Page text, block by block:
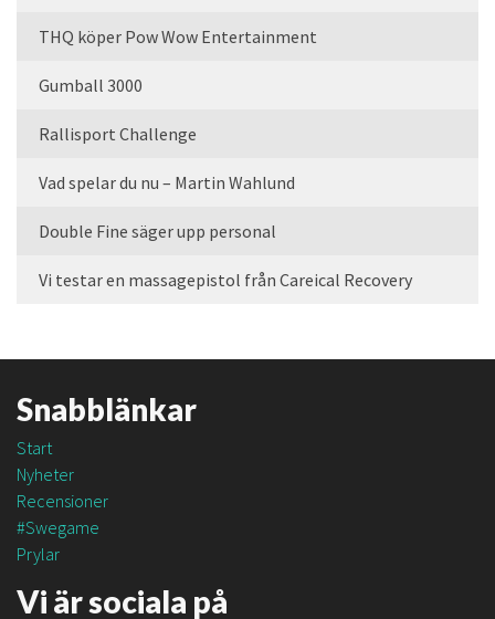
THQ köper Pow Wow Entertainment
Gumball 3000
Rallisport Challenge
Vad spelar du nu – Martin Wahlund
Double Fine säger upp personal
Vi testar en massagepistol från Careical Recovery
Snabblänkar
Start
Nyheter
Recensioner
#Swegame
Prylar
Vi är sociala på